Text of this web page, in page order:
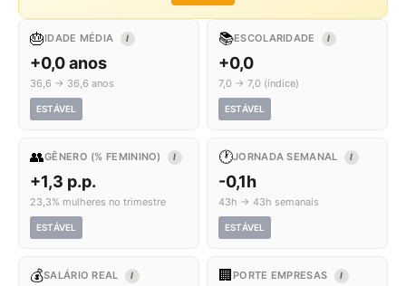
🎂IDADE MÉDIA I
+0,0 anos
36,6 → 36,6 anos
ESTÁVEL
📚ESCOLARIDADE I
+0,0
7,0 → 7,0 (índice)
ESTÁVEL
👥GÊNERO (% FEMININO) I
+1,3 p.p.
23,3% mulheres no trimestre
ESTÁVEL
🕐JORNADA SEMANAL I
-0,1h
43h → 43h semanais
ESTÁVEL
💰SALÁRIO REAL I 🏢 PORTE EMPRESAS I